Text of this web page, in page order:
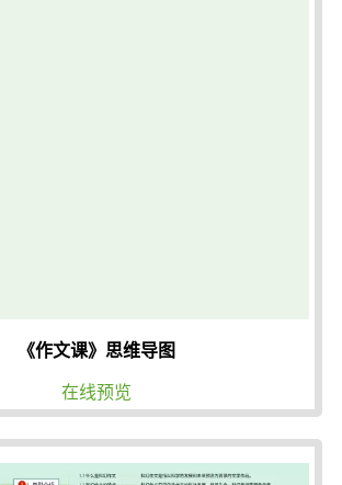
《作文课》思维导图
在线预览